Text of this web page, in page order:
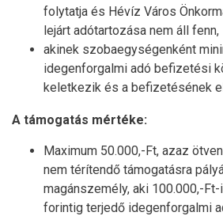
folytatja és Hévíz Város
lejárt adótartozása nem áll fenn,
akinek szobaegységenként
idegenforgalmi adó befizetési
keletkezik és a befizetésének
A támogatás mértéke:
Maximum 50.000,-Ft, azaz
nem térítendő támogatásra
magánszemély, aki 100.000,-
forintig terjedő idegenforgalmi